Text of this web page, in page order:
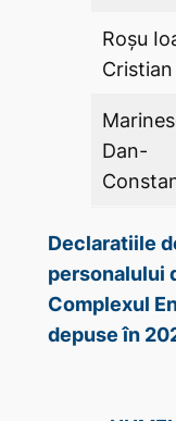
Roșu
Cristian
Dan-
Declaratiile
personalului
Complexul
depuse în